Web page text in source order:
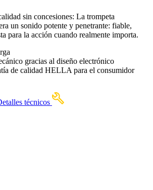
sin concesiones: La trompeta
un sonido potente y penetrante: fiable,
para la acción cuando realmente importa.
gracias al diseño electrónico
de calidad HELLA para el consumidor
técnicos